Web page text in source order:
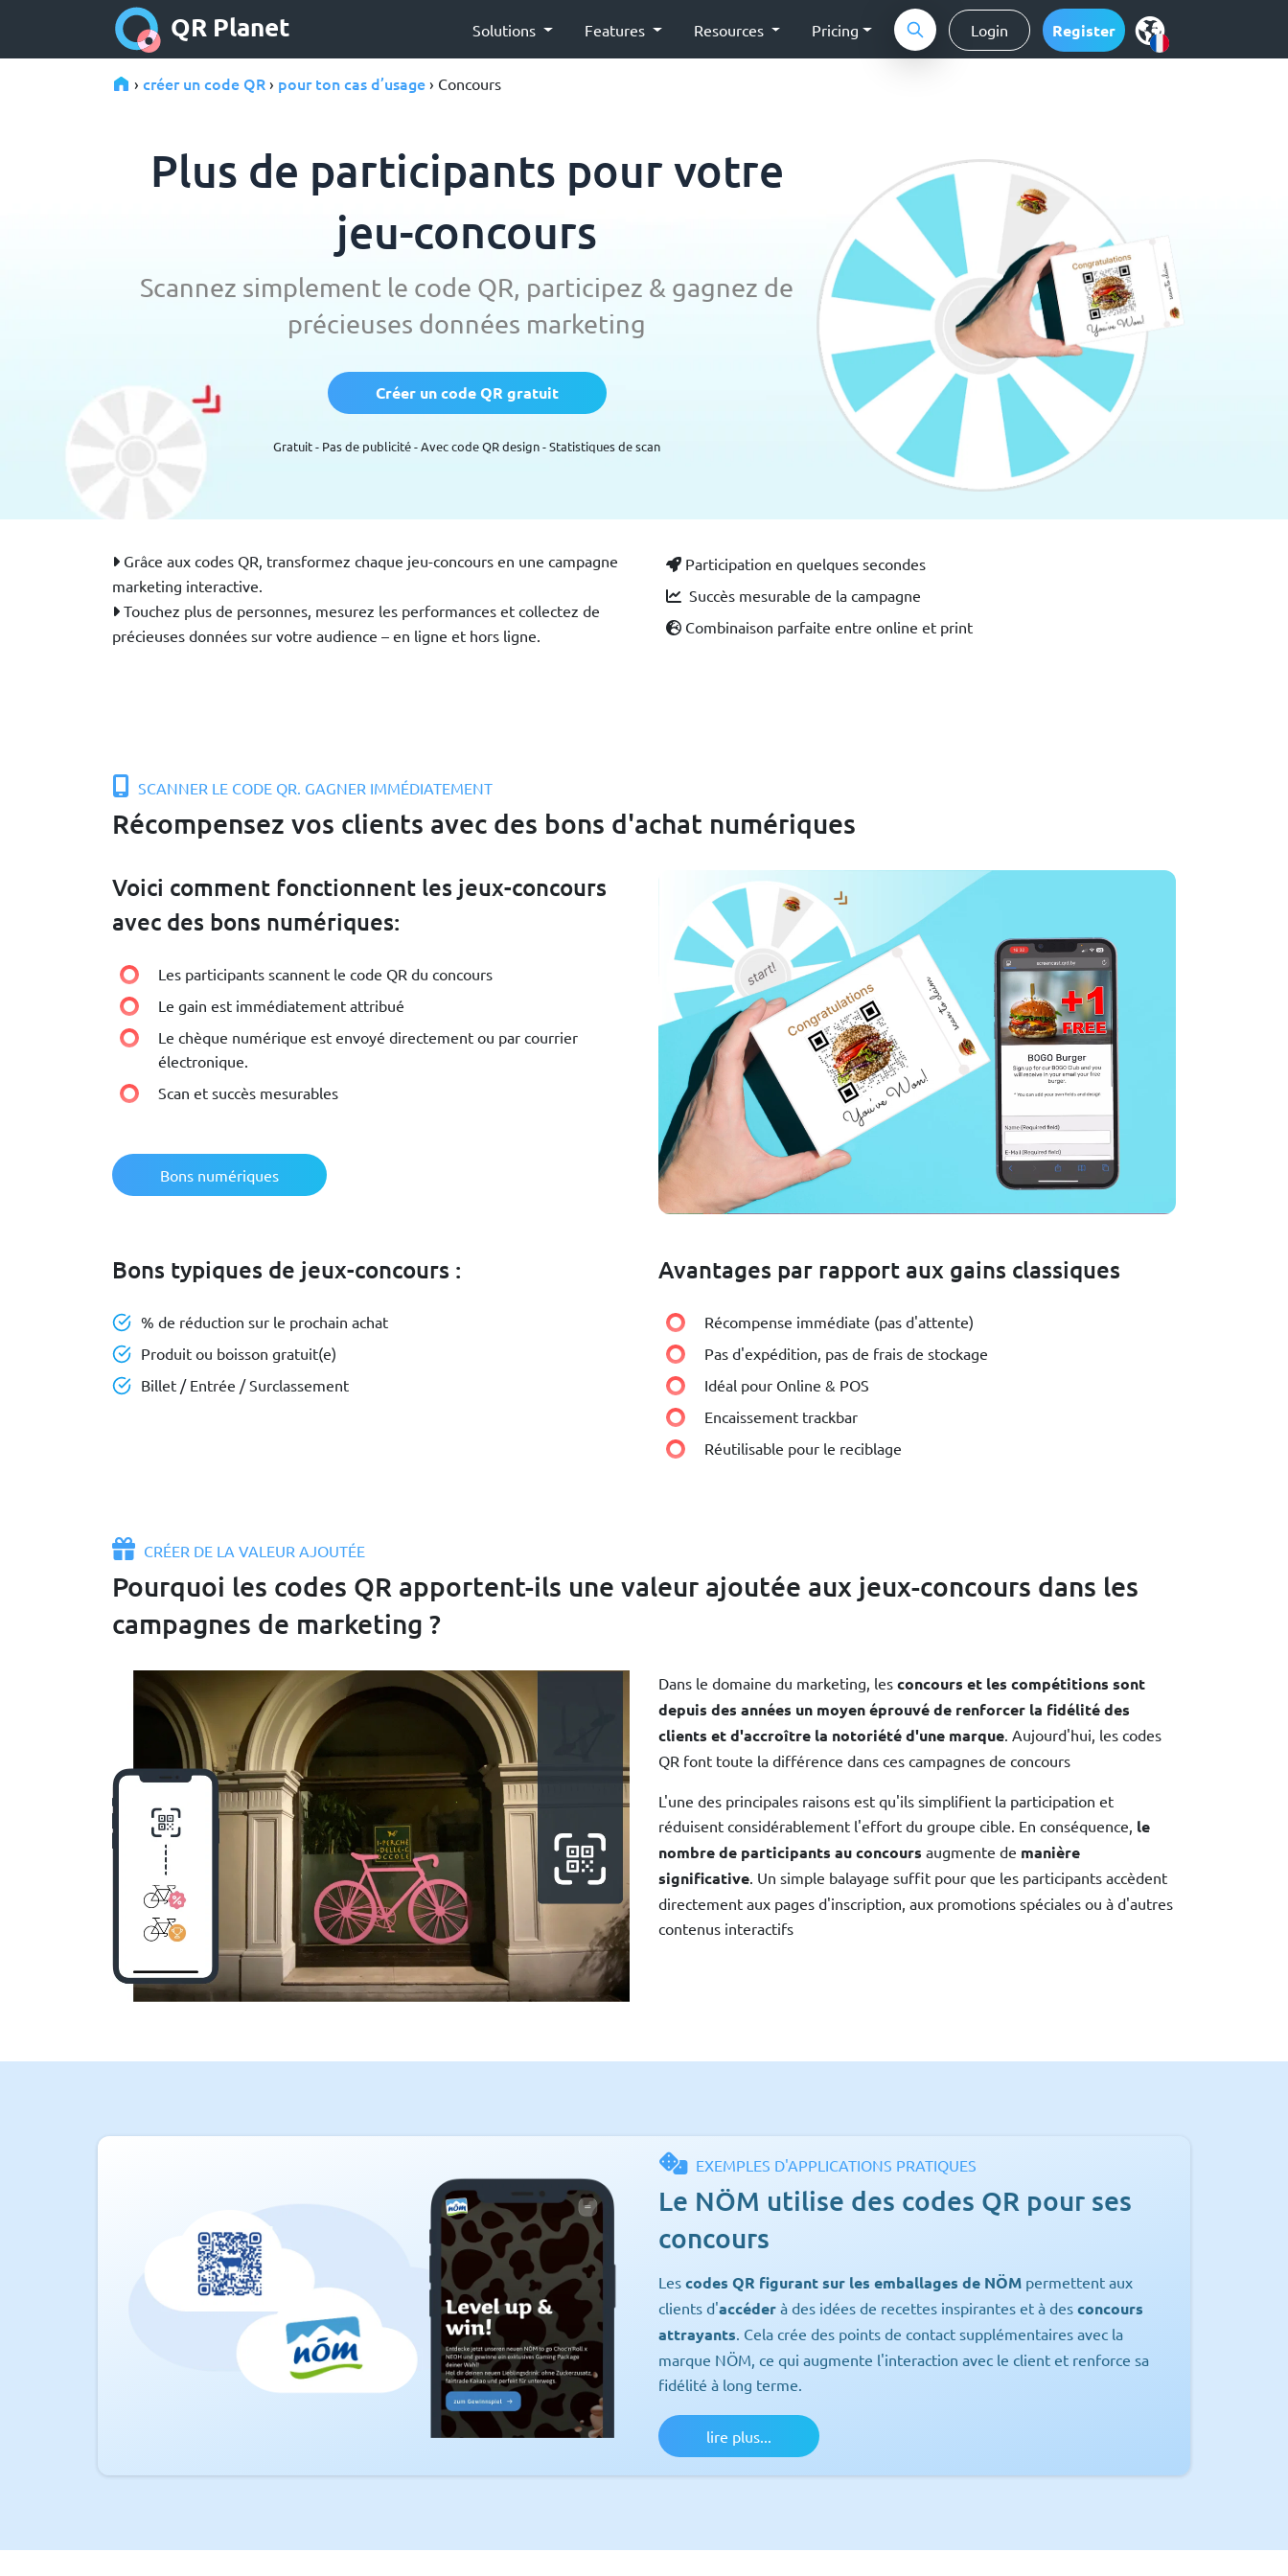
QR Planet Solutions Features Resources Pricing Login Register
› créer un code QR › pour ton cas d’usage › Concours
Plus de participants pour votre
jeu-concours
Scannez simplement le code QR, participez & gagnez de
précieuses données marketing
Créer un code QR gratuit
Gratuit - Pas de publicité - Avec code QR design - Statistiques de scan
Grâce aux codes QR, transformez chaque jeu-concours en une campagne
marketing interactive.
Touchez plus de personnes, mesurez les performances et collectez de
précieuses données sur votre audience – en ligne et hors ligne.
Participation en quelques secondes
Succès mesurable de la campagne
Combinaison parfaite entre online et print
SCANNER LE CODE QR. GAGNER IMMÉDIATEMENT
Récompensez vos clients avec des bons d'achat numériques
Voici comment fonctionnent les jeux-concours
avec des bons numériques:
Les participants scannent le code QR du concours
Le gain est immédiatement attribué
Le chèque numérique est envoyé directement ou par courrier
électronique.
Scan et succès mesurables
Bons numériques
Bons typiques de jeux-concours :
% de réduction sur le prochain achat
Produit ou boisson gratuit(e)
Billet / Entrée / Surclassement
Avantages par rapport aux gains classiques
Récompense immédiate (pas d'attente)
Pas d'expédition, pas de frais de stockage
Idéal pour Online & POS
Encaissement trackbar
Réutilisable pour le reciblage
CRÉER DE LA VALEUR AJOUTÉE
Pourquoi les codes QR apportent-ils une valeur ajoutée aux jeux-concours dans les
campagnes de marketing ?
Dans le domaine du marketing, les concours et les compétitions sont
depuis des années un moyen éprouvé de renforcer la fidélité des
clients et d'accroître la notoriété d'une marque. Aujourd'hui, les codes
QR font toute la différence dans ces campagnes de concours
L'une des principales raisons est qu'ils simplifient la participation et
réduisent considérablement l'effort du groupe cible. En conséquence, le
nombre de participants au concours augmente de manière
significative. Un simple balayage suffit pour que les participants accèdent
directement aux pages d'inscription, aux promotions spéciales ou à d'autres
contenus interactifs
EXEMPLES D'APPLICATIONS PRATIQUES
Le NÖM utilise des codes QR pour ses
concours
Les codes QR figurant sur les emballages de NÖM permettent aux
clients d'accéder à des idées de recettes inspirantes et à des concours
attrayants . Cela crée des points de contact supplémentaires avec la
marque NÖM, ce qui augmente l'interaction avec le client et renforce sa
fidélité à long terme.
lire plus...